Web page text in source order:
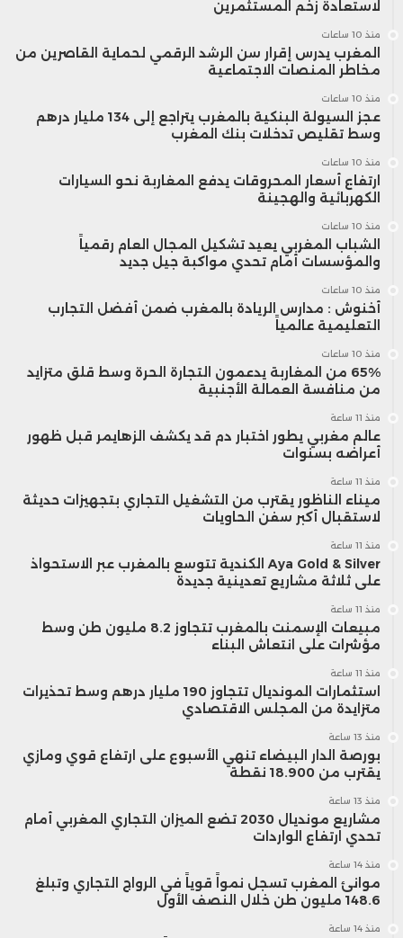
لاستعادة زخم المستثمرين
منذ 10 ساعات
المغرب يدرس إقرار سن الرشد الرقمي لحماية القاصرين من
مخاطر المنصات الاجتماعية
منذ 10 ساعات
عجز السيولة البنكية بالمغرب يتراجع إلى 134 مليار درهم
وسط تقليص تدخلات بنك المغرب
منذ 10 ساعات
ارتفاع أسعار المحروقات يدفع المغاربة نحو السيارات
الكهربائية والهجينة
منذ 10 ساعات
الشباب المغربي يعيد تشكيل المجال العام رقمياً
والمؤسسات أمام تحدي مواكبة جيل جديد
منذ 10 ساعات
أخنوش : مدارس الريادة بالمغرب ضمن أفضل التجارب
التعليمية عالمياً
منذ 10 ساعات
65% من المغاربة يدعمون التجارة الحرة وسط قلق متزايد
من منافسة العمالة الأجنبية
منذ 11 ساعة
عالم مغربي يطور اختبار دم قد يكشف الزهايمر قبل ظهور
أعراضه بسنوات
منذ 11 ساعة
ميناء الناظور يقترب من التشغيل التجاري بتجهيزات حديثة
لاستقبال أكبر سفن الحاويات
منذ 11 ساعة
Aya Gold & Silver الكندية تتوسع بالمغرب عبر الاستحواذ
على ثلاثة مشاريع تعدينية جديدة
منذ 11 ساعة
مبيعات الإسمنت بالمغرب تتجاوز 8.2 مليون طن وسط
مؤشرات على انتعاش البناء
منذ 11 ساعة
استثمارات المونديال تتجاوز 190 مليار درهم وسط تحذيرات
متزايدة من المجلس الاقتصادي
منذ 13 ساعة
بورصة الدار البيضاء تنهي الأسبوع على ارتفاع قوي ومازي
يقترب من 18.900 نقطة
منذ 13 ساعة
مشاريع مونديال 2030 تضع الميزان التجاري المغربي أمام
تحدي ارتفاع الواردات
منذ 14 ساعة
موانئ المغرب تسجل نمواً قوياً في الرواج التجاري وتبلغ
148.6 مليون طن خلال النصف الأول
منذ 14 ساعة